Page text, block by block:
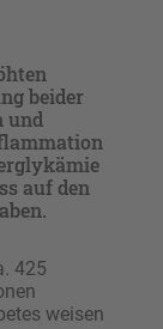
beider
und
auf den
425
weisen